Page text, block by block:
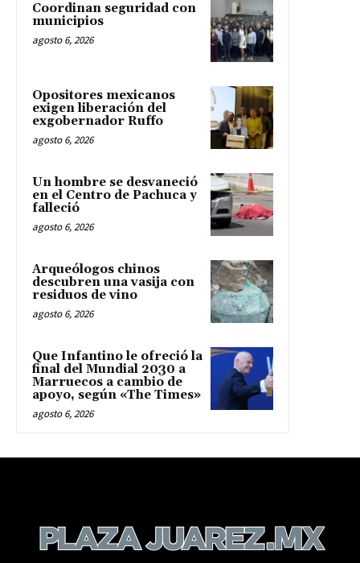
Coordinan seguridad con
municipios
agosto 6, 2026
Opositores mexicanos
exigen liberación del
exgobernador Ruffo
agosto 6, 2026
Un hombre se desvaneció
en el Centro de Pachuca y
falleció
agosto 6, 2026
Arqueólogos chinos
descubren una vasija con
residuos de vino
agosto 6, 2026
Que Infantino le ofreció la
final del Mundial 2030 a
Marruecos a cambio de
apoyo, según «The Times»
agosto 6, 2026